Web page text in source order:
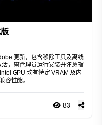
更新，包含移除工具及离线
，需管理员运行安装并注意指
GPU 均有特定 VRAM 及内
容性能。
83